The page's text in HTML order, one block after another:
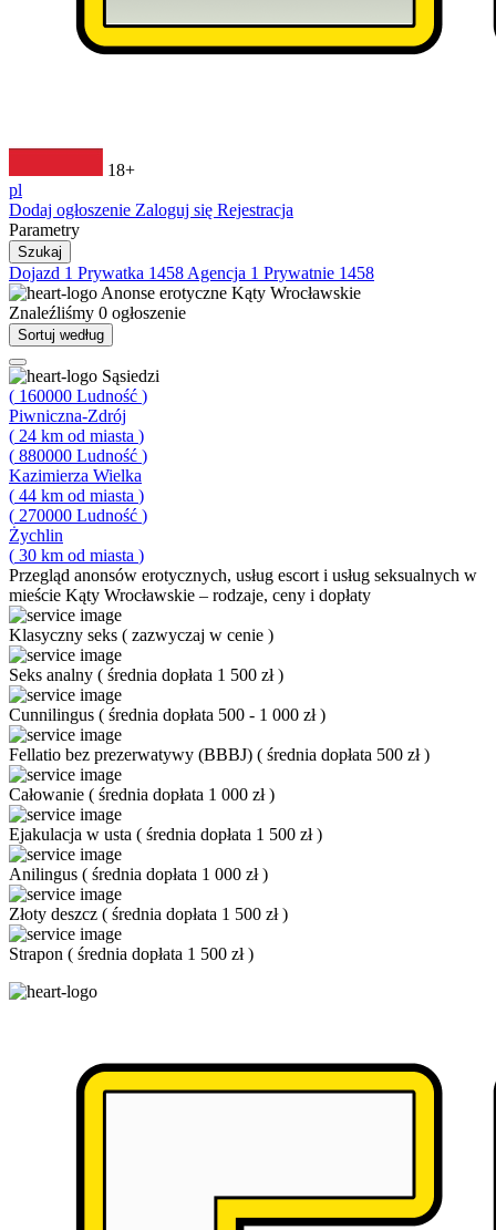
18+
pl
Dodaj ogłoszenie Zaloguj się Rejestracja
Parametry
Szukaj
Dojazd 1 Prywatka 1458 Agencja 1 Prywatnie 1458
Anonse erotyczne Kąty Wrocławskie
Znaleźliśmy 0 ogłoszenie
Sortuj według
Sąsiedzi
( 160000 Ludność )
Piwniczna-Zdrój
( 24 km od miasta )
( 880000 Ludność )
Kazimierza Wielka
( 44 km od miasta )
( 270000 Ludność )
Żychlin
( 30 km od miasta )
Przegląd anonsów erotycznych, usług escort i usług seksualnych w
mieście Kąty Wrocławskie – rodzaje, ceny i dopłaty
Klasyczny seks ( zazwyczaj w cenie )
Seks analny ( średnia dopłata 1 500 zł)
Cunnilingus ( średnia dopłata 500 - 1 000 zł)
Fellatio bez prezerwatywy (BBBJ) ( średnia dopłata 500 zł)
Całowanie ( średnia dopłata 1 000 zł)
Ejakulacja w usta ( średnia dopłata 1 500 zł)
Anilingus ( średnia dopłata 1 000 zł)
Złoty deszcz ( średnia dopłata 1 500 zł)
Strapon ( średnia dopłata 1 500 zł)